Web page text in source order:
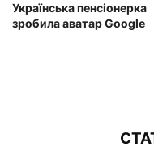
Українська пенсіонерка
зробила аватар Google